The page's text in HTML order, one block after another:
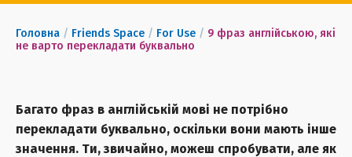
Головна / Friends Space / For Use / 9 фраз англійською, які
не варто перекладати буквально
Багато фраз в англійській мові не потрібно
перекладати буквально, оскільки вони мають інше
значення. Ти, звичайно, можеш спробувати, але як